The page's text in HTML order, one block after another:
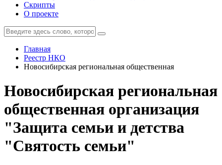
Скрипты
О проекте
Главная
Реестр НКО
Новосибирская региональная общественная
Новосибирская региональная
общественная организация
"Защита семьи и детства
"Святость семьи"